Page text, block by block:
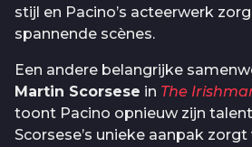
stijl en Pacino’s acteerwerk
spannende scènes.
Een andere belangrijke
Martin Scorsese in The
toont Pacino opnieuw zijn
Scorsese’s unieke aanpak zorgt